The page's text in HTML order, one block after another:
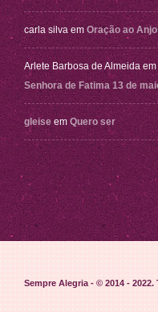
carla silva em Oração ao
Arlete Barbosa de Almeida em
Senhora de Fatima 13 de
gleise em Quero ser
Sempre Alegria - © 2014 - 2022.